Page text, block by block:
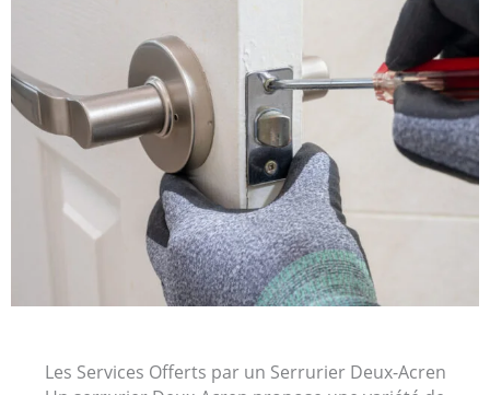
Les Services Offerts par un Serrurier Deux-Acren